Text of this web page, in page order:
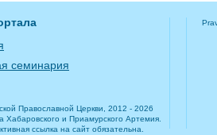
семинария
Православной Церкви, 2012 - 2026
и Приамурского Артемия.
ссылка на сайт обязательна.